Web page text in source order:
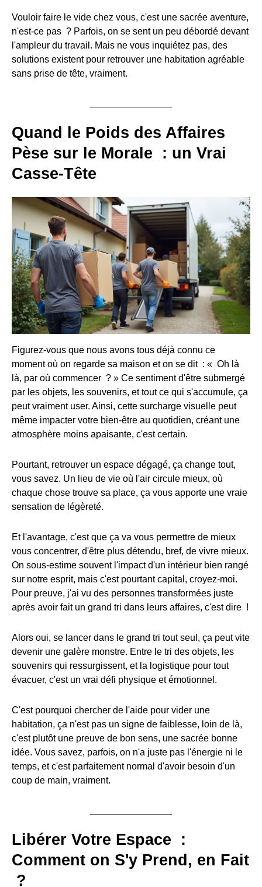
Vouloir faire le vide chez vous, c'est une sacrée aventure,
n'est-ce pas ? Parfois, on se sent un peu débordé devant
l'ampleur du travail. Mais ne vous inquiétez pas, des
solutions existent pour retrouver une habitation agréable
sans prise de tête, vraiment.
Quand le Poids des Affaires
Pèse sur le Morale : un Vrai
Casse-Tête
Figurez-vous que nous avons tous déjà connu ce
moment où on regarde sa maison et on se dit : « Oh là
là, par où commencer ? » Ce sentiment d'être submergé
par les objets, les souvenirs, et tout ce qui s'accumule, ça
peut vraiment user. Ainsi, cette surcharge visuelle peut
même impacter votre bien-être au quotidien, créant une
atmosphère moins apaisante, c'est certain.
Pourtant, retrouver un espace dégagé, ça change tout,
vous savez. Un lieu de vie où l'air circule mieux, où
chaque chose trouve sa place, ça vous apporte une vraie
sensation de légèreté.
Et l'avantage, c'est que ça va vous permettre de mieux
vous concentrer, d'être plus détendu, bref, de vivre mieux.
On sous-estime souvent l'impact d'un intérieur bien rangé
sur notre esprit, mais c'est pourtant capital, croyez-moi.
Pour preuve, j'ai vu des personnes transformées juste
après avoir fait un grand tri dans leurs affaires, c'est dire !
Alors oui, se lancer dans le grand tri tout seul, ça peut vite
devenir une galère monstre. Entre le tri des objets, les
souvenirs qui ressurgissent, et la logistique pour tout
évacuer, c'est un vrai défi physique et émotionnel.
C'est pourquoi chercher de l'aide pour vider une
habitation, ça n'est pas un signe de faiblesse, loin de là,
c'est plutôt une preuve de bon sens, une sacrée bonne
idée. Vous savez, parfois, on n'a juste pas l'énergie ni le
temps, et c'est parfaitement normal d'avoir besoin d'un
coup de main, vraiment.
Libérer Votre Espace :
Comment on S'y Prend, en Fait
?